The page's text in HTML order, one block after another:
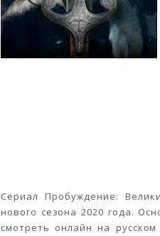
Сериал Пробуждение:
нового сезона 2020 года.
смотреть онлайн на